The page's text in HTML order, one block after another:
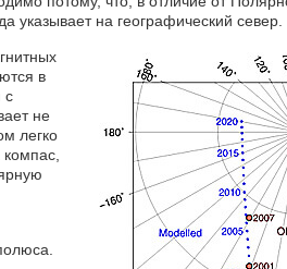
указывает на географический север.
в
с
не
легко